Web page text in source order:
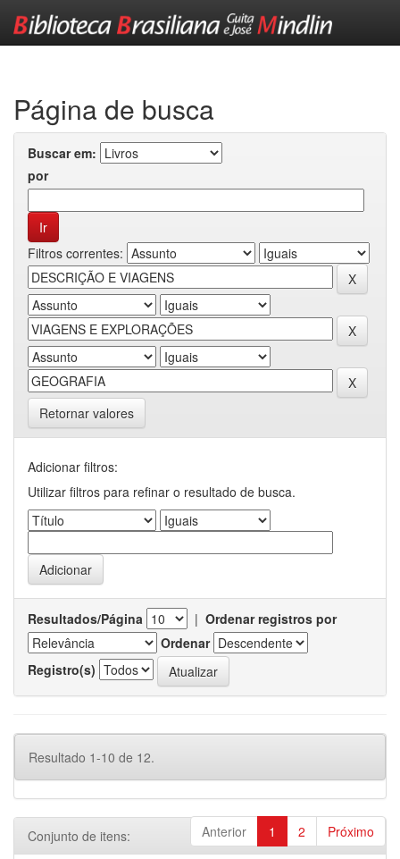
Página de busca
Buscar em:
por
Filtros correntes:
Retornar valores
Adicionar filtros:
Utilizar filtros para refinar o resultado de busca.
Resultados/Página | Ordenar registros por
Ordenar
Registro(s)
Resultado 1-10 de 12.
Anterior 1 2 Próximo
Conjunto de itens: